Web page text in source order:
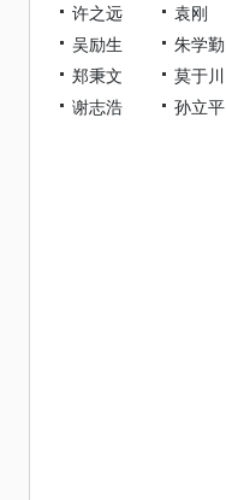
许之远
袁刚
吴励生
朱学勤
郑秉文
莫于川
谢志浩
孙立平